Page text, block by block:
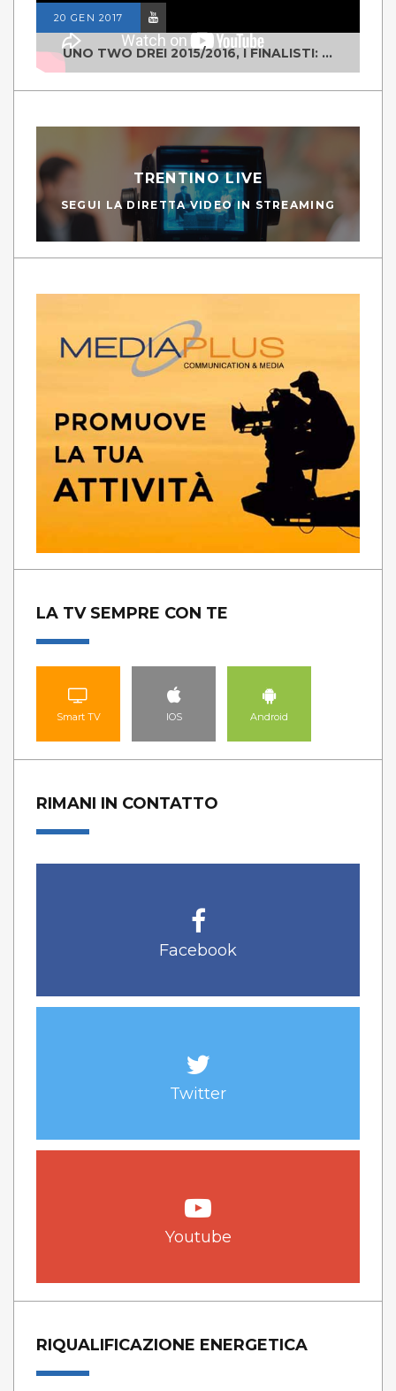
20 GEN 2017
UNO TWO DREI 2015/2016, I FINALISTI: CLASSE IV ALS ISTITUTO "DEGASPERI" BORGO VALSUGANA
TRENTINO LIVE
SEGUI LA DIRETTA VIDEO IN STREAMING
LA TV SEMPRE CON TE
Smart TV IOS Android
RIMANI IN CONTATTO
Facebook
Twitter
Youtube
RIQUALIFICAZIONE ENERGETICA